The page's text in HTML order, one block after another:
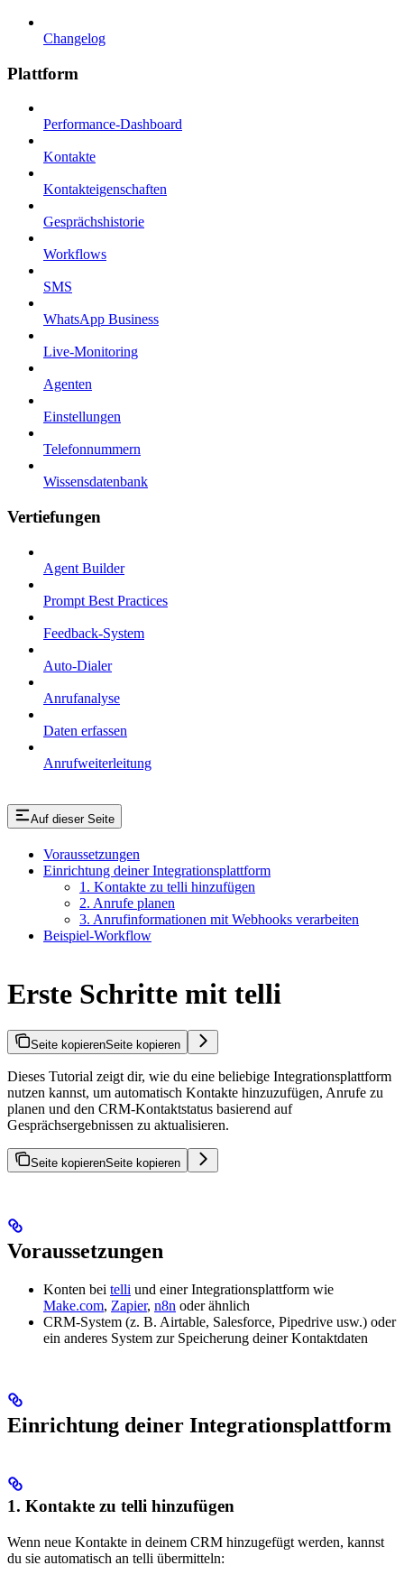
Changelog
Plattform
Performance-Dashboard
Kontakte
Kontakteigenschaften
Gesprächshistorie
Workflows
SMS
WhatsApp Business
Live-Monitoring
Agenten
Einstellungen
Telefonnummern
Wissensdatenbank
Vertiefungen
Agent Builder
Prompt Best Practices
Feedback-System
Auto-Dialer
Anrufanalyse
Daten erfassen
Anrufweiterleitung
Auf dieser Seite
Voraussetzungen
Einrichtung deiner Integrationsplattform
1. Kontakte zu telli hinzufügen
2. Anrufe planen
3. Anrufinformationen mit Webhooks verarbeiten
Beispiel-Workflow
Erste Schritte mit telli
Seite kopierenSeite kopieren
Dieses Tutorial zeigt dir, wie du eine beliebige Integrationsplattform
nutzen kannst, um automatisch Kontakte hinzuzufügen, Anrufe zu
planen und den CRM-Kontaktstatus basierend auf
Gesprächsergebnissen zu aktualisieren.
Seite kopierenSeite kopieren
Voraussetzungen
Konten bei telli und einer Integrationsplattform wie
Make.com, Zapier, n8n oder ähnlich
CRM-System (z. B. Airtable, Salesforce, Pipedrive usw.) oder
ein anderes System zur Speicherung deiner Kontaktdaten
Einrichtung deiner Integrationsplattform
1. Kontakte zu telli hinzufügen
Wenn neue Kontakte in deinem CRM hinzugefügt werden, kannst
du sie automatisch an telli übermitteln: